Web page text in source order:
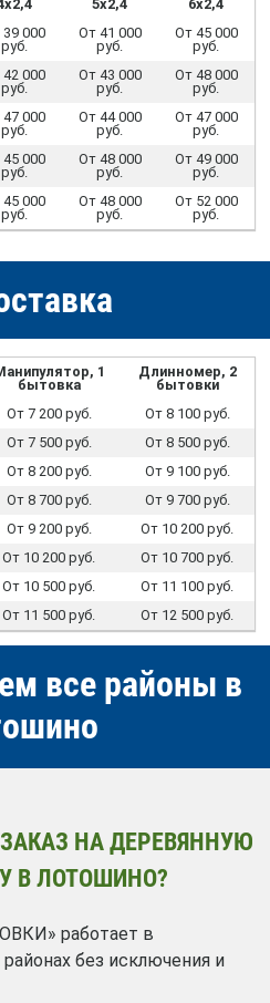
5х2,4
6х2,4
000
руб.
От 41 000
руб.
От 45 000
руб.
000
руб.
От 43 000
руб.
От 48 000
руб.
000
руб.
От 44 000
руб.
От 47 000
руб.
000
руб.
От 48 000
руб.
От 49 000
руб.
000
руб.
От 48 000
руб.
От 52 000
руб.
1
бытовка
Длинномер, 2
бытовки
От 7 200 руб.
От 8 100 руб.
От 7 500 руб.
От 8 500 руб.
От 8 200 руб.
От 9 100 руб.
От 8 700 руб.
От 9 700 руб.
От 9 200 руб.
От 10 200 руб.
От 10 200 руб.
От 10 700 руб.
От 10 500 руб.
От 11 100 руб.
От 11 500 руб. От 12 500 руб.
все районы в
НА ДЕРЕВЯННУЮ
В ЛОТОШИНО?
работает в
без исключения и